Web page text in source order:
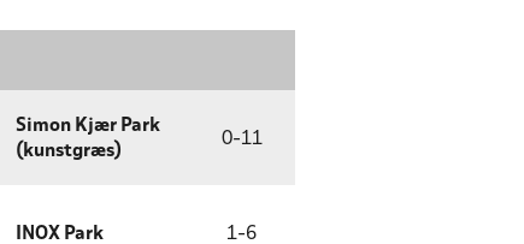
Simon Kjær Park
(kunstgræs)
0-11
INOX Park 1-6